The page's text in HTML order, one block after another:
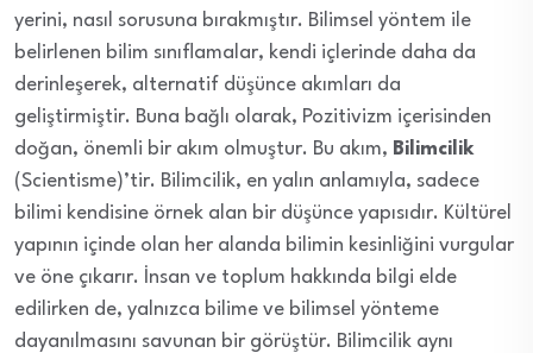
yerini, nasıl sorusuna bırakmıştır. Bilimsel yöntem ile
belirlenen bilim sınıflamalar, kendi içlerinde daha da
derinleşerek, alternatif düşünce akımları da
geliştirmiştir. Buna bağlı olarak, Pozitivizm içerisinden
doğan, önemli bir akım olmuştur. Bu akım, Bilimcilik
(Scientisme)’tir. Bilimcilik, en yalın anlamıyla, sadece
bilimi kendisine örnek alan bir düşünce yapısıdır. Kültürel
yapının içinde olan her alanda bilimin kesinliğini vurgular
ve öne çıkarır. İnsan ve toplum hakkında bilgi elde
edilirken de, yalnızca bilime ve bilimsel yönteme
dayanılmasını savunan bir görüştür. Bilimcilik aynı